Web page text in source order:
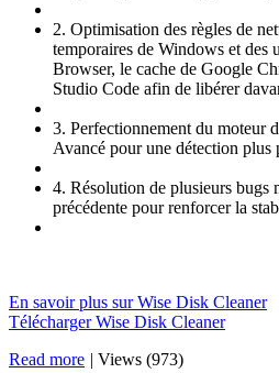
2. Optimisation des règles de
temporaires de Windows et des
Browser, le cache de Google
Studio Code afin de libérer
3. Perfectionnement du moteur
Avancé pour une détection plus
4. Résolution de plusieurs bugs
précédente pour renforcer la
En savoir plus sur Wise Disk Cleaner
Télécharger Wise Disk Cleaner
Read more | Views (973)